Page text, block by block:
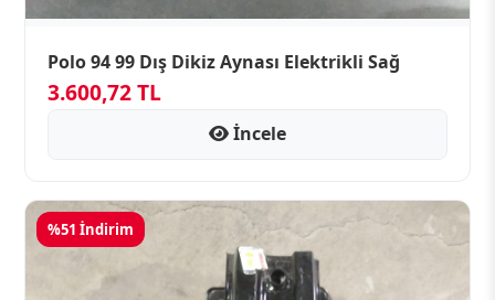
Polo 94 99 Dış Dikiz Aynası Elektrikli Sağ
3.600,72 TL
İncele
%51 İndirim